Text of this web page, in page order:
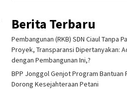
Berita Terbaru
Pembangunan (RKB) SDN Ciaul Tanpa
Proyek, Transparansi Dipertanyakan:
dengan Pembangunan Ini,?
BPP Jonggol Genjot Program Bantuan
Dorong Kesejahteraan Petani